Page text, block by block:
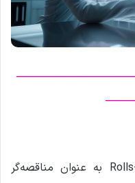
Rolls-Royce SMR به عنوان مناقصه‌گر